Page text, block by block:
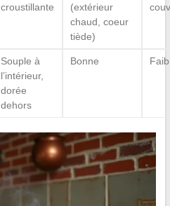
croustillante
(extérieur
chaud, coeur
tiède)
Souple à
l’intérieur,
dorée
dehors
Bonne